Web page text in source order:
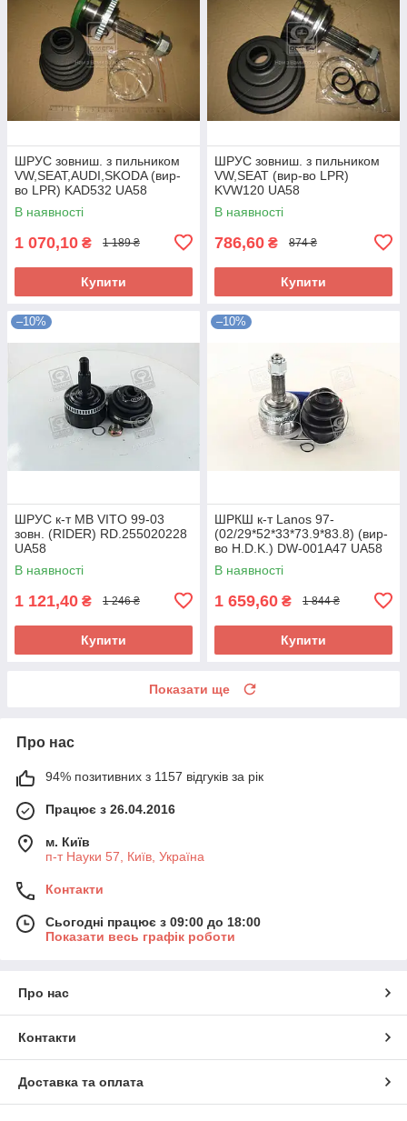
ШРУС зовниш. з пильником
VW,SEAT,AUDI,SKODA (вир-
во LPR) KAD532 UA58
В наявності
1 070,10 ₴ 1 189 ₴
Купити
ШРУС зовниш. з пильником
VW,SEAT (вир-во LPR)
KVW120 UA58
В наявності
786,60 ₴ 874 ₴
Купити
–10%
ШРУС к-т MB VITO 99-03
зовн. (RIDER) RD.255020228
UA58
В наявності
1 121,40 ₴ 1 246 ₴
Купити
–10%
ШРКШ к-т Lanos 97-
(02/29*52*33*73.9*83.8) (вир-
во H.D.K.) DW-001A47 UA58
В наявності
1 659,60 ₴ 1 844 ₴
Купити
Показати ще
Про нас
94% позитивних з 1157 відгуків за рік
Працює з 26.04.2016
м. Київ
п-т Науки 57, Київ, Україна
Контакти
Сьогодні працює з 09:00 до 18:00
Показати весь графік роботи
Про нас
Контакти
Доставка та оплата